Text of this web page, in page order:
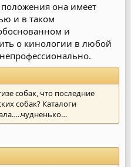
положения она имеет
и в таком
и
о кинологии в любой
собак, что последние
собак? Каталоги